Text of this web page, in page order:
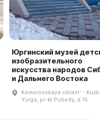
Юргинский музей
изобразительного
искусства народов
и Дальнего Востока
Kemerovskaya oblastʹ -
Yurga, pr-kt Pobedy, d 15